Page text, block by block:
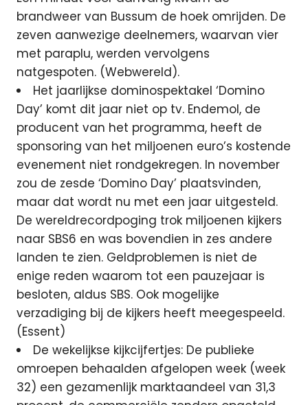
brandweer van Bussum de hoek omrijden. De
zeven aanwezige deelnemers, waarvan vier
met paraplu, werden vervolgens
natgespoten. (Webwereld).
Het jaarlijkse dominospektakel ‘Domino
Day’ komt dit jaar niet op tv. Endemol, de
producent van het programma, heeft de
sponsoring van het miljoenen euro’s kostende
evenement niet rondgekregen. In november
zou de zesde ‘Domino Day’ plaatsvinden,
maar dat wordt nu met een jaar uitgesteld.
De wereldrecordpoging trok miljoenen kijkers
naar SBS6 en was bovendien in zes andere
landen te zien. Geldproblemen is niet de
enige reden waarom tot een pauzejaar is
besloten, aldus SBS. Ook mogelijke
verzadiging bij de kijkers heeft meegespeeld.
(Essent)
De wekelijkse kijkcijfertjes: De publieke
omroepen behaalden afgelopen week (week
32) een gezamenlijk marktaandeel van 31,3